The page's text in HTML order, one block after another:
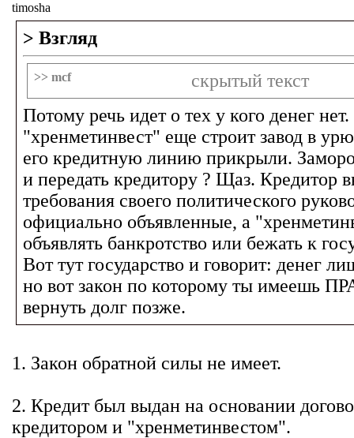
timosha
> Взгляд
>> mcf
скрытый текст
Потому речь идет о тех у кого денег
"хренметинвест" еще строит завод в
его кредитную линию прикрыли.
и передать кредитору ? Щаз. Кредитор
требования своего политического
официально объявленные, а
объявлять банкротство или бежать к
Вот тут государство и говорит: денег
но вот закон по которому ты имеешь
вернуть долг позже.
1. Закон обратной силы не имеет.
2. Кредит был выдан на основании
кредитором и "хренметинвестом".